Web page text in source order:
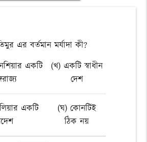
এর বর্তমান মর্যাদা কী?
একটি
(খ) একটি স্বাধীন
দেশ
একটি
(ঘ) কোনটিই
ঠিক নয়